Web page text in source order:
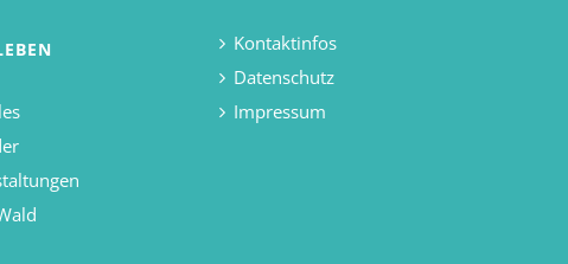
Kontaktinfos
Datenschutz
Impressum